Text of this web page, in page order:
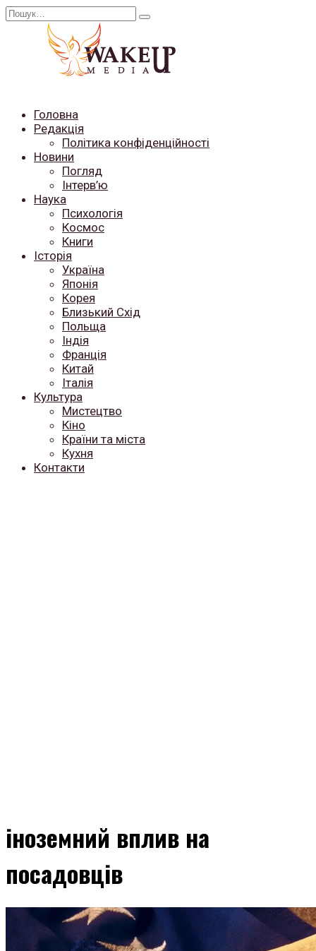
Перейти
Search
Головна
Редакція
Політика конфіденційності
Новини
Погляд
Інтерв’ю
Наука
Психологія
Космос
Книги
Історія
Україна
Японія
Корея
Близький Схід
Польща
Індія
Франція
Китай
Італія
Культура
Мистецтво
Кіно
Країни та міста
Кухня
Контакти
іноземний вплив на
посадовців